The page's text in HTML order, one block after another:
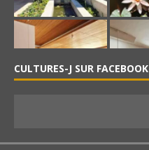
CULTURES-J SUR FACEBOOK